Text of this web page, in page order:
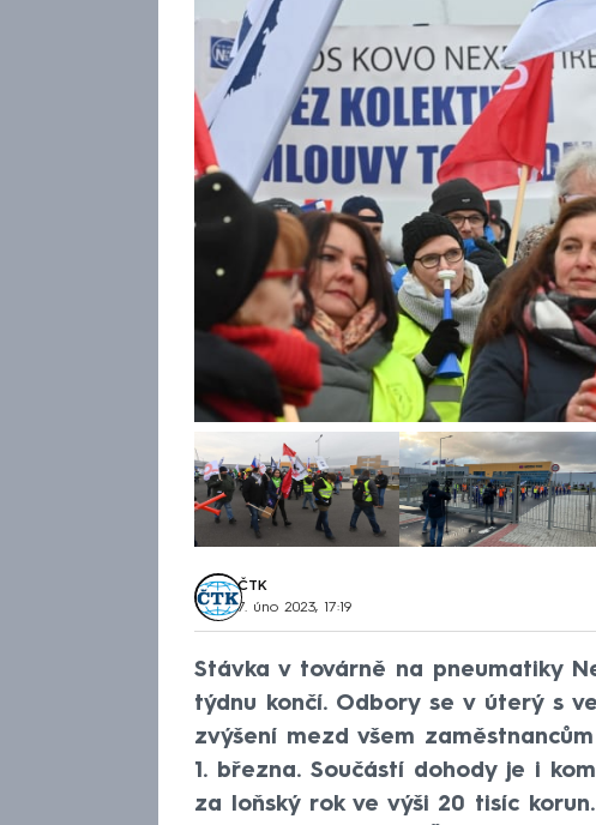
ČTK
7. úno 2023, 17:19
Stávka v továrně na pneumatiky
týdnu končí. Odbory se v úterý s
zvýšení mezd všem
1. března. Součástí dohody je i
za loňský rok ve výši 20 tisíc